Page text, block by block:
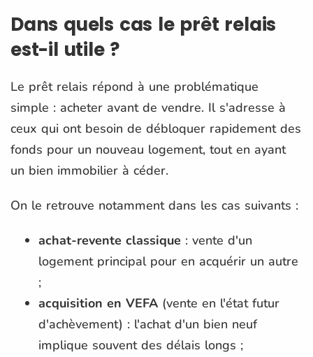
Dans quels cas le prêt relais
est-il utile ?
Le prêt relais répond à une problématique
simple : acheter avant de vendre. Il s'adresse à
ceux qui ont besoin de débloquer rapidement des
fonds pour un nouveau logement, tout en ayant
un bien immobilier à céder.
On le retrouve notamment dans les cas suivants :
achat-revente classique : vente d'un
logement principal pour en acquérir un autre
;
acquisition en VEFA (vente en l'état futur
d'achèvement) : l'achat d'un bien neuf
implique souvent des délais longs ;